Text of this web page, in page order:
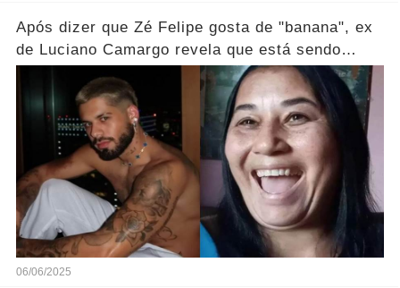
Após dizer que Zé Felipe gosta de "banana", ex
de Luciano Camargo revela que está sendo
06/06/2025